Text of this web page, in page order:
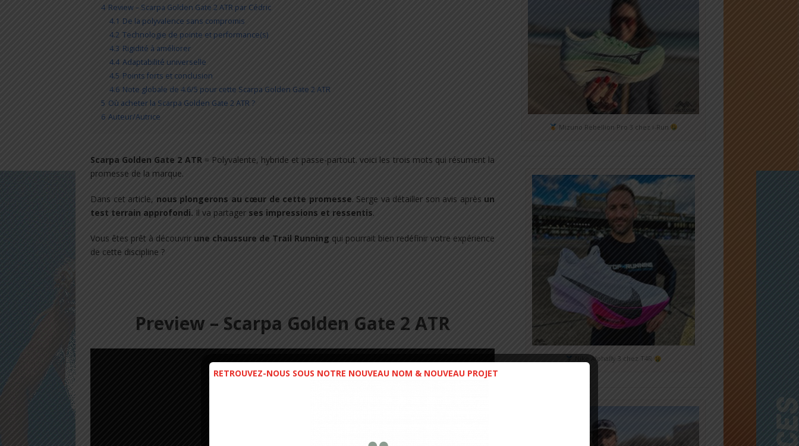
4 Review – Scarpa Golden Gate 2 ATR par Cédric
4.1 De la polyvalence sans compromis
4.2 Technologie de pointe et performance(s)
4.3 Rigidité à améliorer
4.4 Adaptabilité universelle
4.5 Points forts et conclusion
4.6 Note globale de 4.6/5 pour cette Scarpa Golden Gate 2 ATR
5 Où acheter la Scarpa Golden Gate 2 ATR ?
6 Auteur/Autrice
Scarpa Golden Gate 2 ATR= Polyvalente, hybride et passe-partout. voici les trois mots qui résument la
promesse de la marque.
Dans cet article, nous plongerons au cœur de cette promesse. Serge va détailler son avis après un
test terrain approfondi. Il va partager ses impressions et ressentis.
Vous êtes prêt à découvrir une chaussure de Trail Running qui pourrait bien redéfinir votre expérience
de cette discipline ?
Preview – Scarpa Golden Gate 2 ATR
Mizuno Rebellion Pro 3 chez i-Run
Nike Alphafly 3 chez T4R
RETROUVEZ-NOUS SOUS NOTRE NOUVEAU NOM & NOUVEAU PROJET